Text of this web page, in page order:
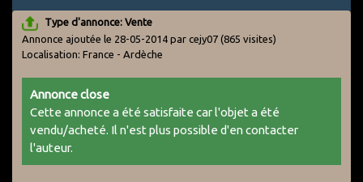
Type d'annonce: Vente
Annonce ajoutée le 28-05-2014 par cejy07 (865 visites)
Localisation: France - Ardèche
Annonce close
Cette annonce a été satisfaite car l'objet a été
vendu/acheté. Il n'est plus possible d'en contacter
l'auteur.